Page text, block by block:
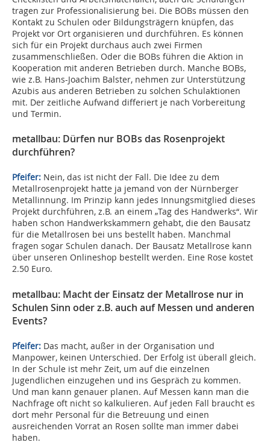
tragen zur Professionalisierung bei. Die BOBs müssen den
Kontakt zu Schulen oder Bildungsträgern knüpfen, das
Projekt vor Ort organisieren und durchführen. Es können
sich für ein Projekt durchaus auch zwei Firmen
zusammenschließen. Oder die BOBs führen die Aktion in
Kooperation mit anderen Betrieben durch. Manche BOBs,
wie z.B. Hans-Joachim Balster, nehmen zur Unterstützung
Azubis aus anderen Betrieben zu solchen Schulaktionen
mit. Der zeitliche Aufwand differiert je nach Vorbereitung
und Termin.
metallbau: Dürfen nur BOBs das Rosenprojekt
durchführen?
Pfeifer: Nein, das ist nicht der Fall. Die Idee zu dem
Metallrosenprojekt hatte ja jemand von der Nürnberger
Metallinnung. Im Prinzip kann jedes Innungsmitglied dieses
Projekt durchführen, z.B. an einem „Tag des Handwerks“. Wir
haben schon Handwerkskammern gehabt, die den Bausatz
für die Metallrosen bei uns bestellt haben. Manchmal
fragen sogar Schulen danach. Der Bausatz Metallrose kann
über unseren Onlineshop bestellt werden. Eine Rose kostet
2.50 Euro.
metallbau: Macht der Einsatz der Metallrose nur in
Schulen Sinn oder z.B. auch auf Messen und anderen
Events?
Pfeifer: Das macht, außer in der Organisation und
Manpower, keinen Unterschied. Der Erfolg ist überall gleich.
In der Schule ist mehr Zeit, um auf die einzelnen
Jugendlichen einzugehen und ins Gespräch zu kommen.
Und man kann genauer planen. Auf Messen kann man die
Nachfrage oft nicht so kalkulieren. Auf jeden Fall braucht es
dort mehr Personal für die Betreuung und einen
ausreichenden Vorrat an Rosen sollte man immer dabei
haben.